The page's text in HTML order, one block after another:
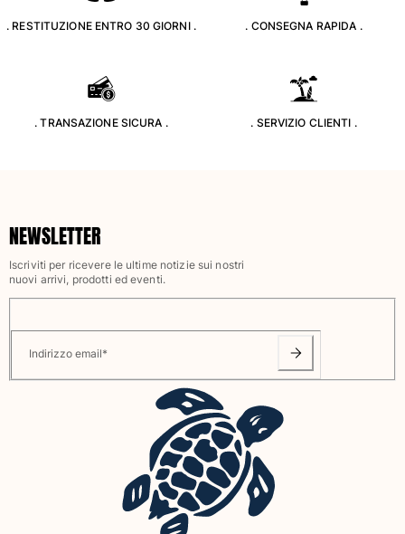
Rashguard
Costumi da bagno magici
Vedi tutti i Costumi da bagno
Pantaloni
Camicie
Bermuda
Felpe
Bambina
Costumi da bagno
Costumi Interi
Rashguard
. RESTITUZIONE ENTRO 30 GIORNI . . CONSEGNA RAPIDA .
. TRANSAZIONE SICURA . . SERVIZIO CLIENTI .
NEWSLETTER
Iscriviti per ricevere le ultime notizie sui nostri
nuovi arrivi, prodotti ed eventi.
Indirizzo email*